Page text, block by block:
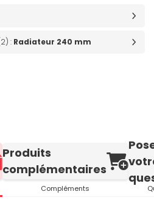
: Radiateur 240 mm
Produits
complémentaires
Compléments